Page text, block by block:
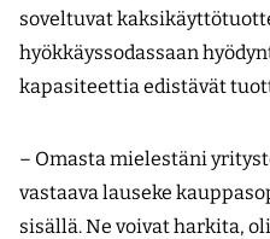
soveltuvat
hyökkäyssodassaan
kapasiteettia edistävät
– Omasta mielestäni
vastaava lauseke
sisällä. Ne voivat harkita,